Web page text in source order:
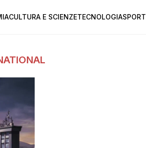
CULTURA E SCIENZETECNOLOGIASPORT